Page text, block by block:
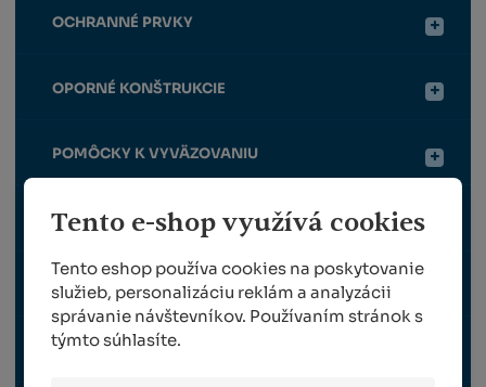
Tento e-shop využívá cookies
Tento eshop používa cookies na poskytovanie
služieb, personalizáciu reklám a analyzácii
správanie návštevníkov. Používaním stránok s
týmto súhlasíte.
OCHRANNÉ PRVKY
OPORNÉ KONŠTRUKCIE
POMÔCKY K VYVÄZOVANIU
POSTREKOVAČE
VRÚBĽOVANIE
ZBER